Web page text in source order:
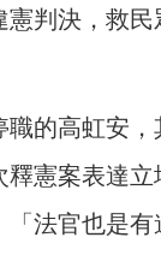
判決，救
的高虹安
憲案表達
法官也是有